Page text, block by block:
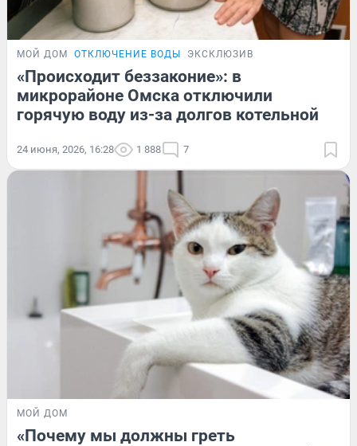
МОЙ ДОМ ОТКЛЮЧЕНИЕ ВОДЫ ЭКСКЛЮЗИВ
«Происходит беззаконие»: в
микрорайоне Омска отключили
горячую воду из-за долгов котельной
24 июня, 2026, 16:28 1 888 7
МОЙ ДОМ
«Почему мы должны греть